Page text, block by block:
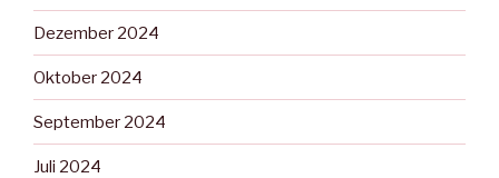
Dezember 2024
Oktober 2024
September 2024
Juli 2024